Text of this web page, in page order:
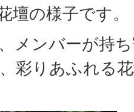
の様子です。
メンバーが持
彩りあふれる